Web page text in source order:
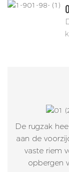
De rugzak
aan de
vaste riem
opbergen